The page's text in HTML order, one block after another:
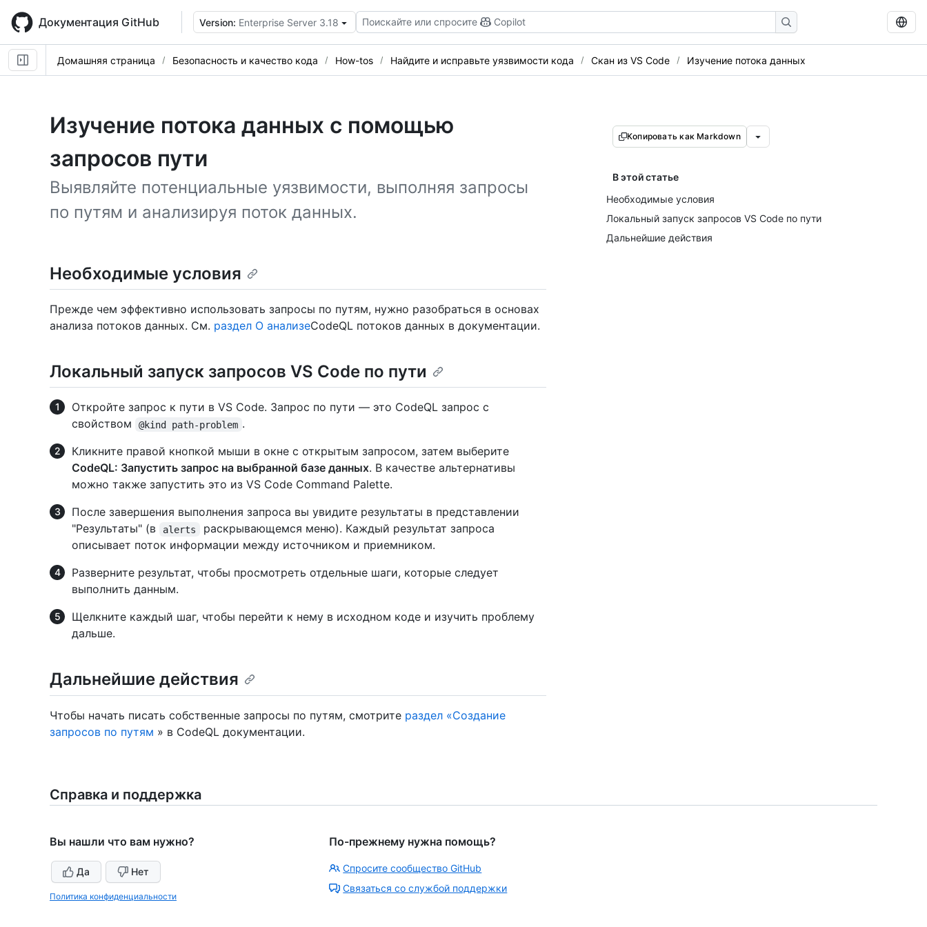
main
content
Документация GitHub Version: Enterprise Server 3.18 Поискайте или спросите Copilot
Домашняя страница Безопасность и качество кода How-tos Найдите и исправьте уязвимости кода Скан из VS Code Изучение потока данных
Изучение потока данных с помощью
запросов пути
Выявляйте потенциальные уязвимости, выполняя запросы
по путям и анализируя поток данных.
Копировать как Markdown
В этой статье
Необходимые условия
Локальный запуск запросов VS Code по пути
Дальнейшие действия
Необходимые условия
Прежде чем эффективно использовать запросы по путям, нужно разобраться в основах
анализа потоков данных. См. раздел О анализеCodeQL потоков данных в документации.
Локальный запуск запросов VS Code по пути
Откройте запрос к пути в VS Code. Запрос по пути — это CodeQL запрос с
свойством
@kind path-problem .
Кликните правой кнопкой мыши в окне с открытым запросом, затем выберите
CodeQL: Запустить запрос на выбранной базе данных. В качестве альтернативы
можно также запустить это из VS Code Command Palette.
После завершения выполнения запроса вы увидите результаты в представлении
"Результаты" (в
alerts
раскрывающемся меню). Каждый результат запроса
описывает поток информации между источником и приемником.
Разверните результат, чтобы просмотреть отдельные шаги, которые следует
выполнить данным.
Щелкните каждый шаг, чтобы перейти к нему в исходном коде и изучить проблему
дальше.
Дальнейшие действия
Чтобы начать писать собственные запросы по путям, смотрите раздел «Создание
запросов по путям » в CodeQL документации.
Справка и поддержка
Вы нашли что вам нужно?
Да Нет
Политика конфиденциальности
По-прежнему нужна помощь?
Спросите сообщество GitHub
Связаться со службой поддержки